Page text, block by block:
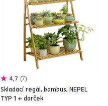
4,7 7
Skladací regál, bambus, NEPEL
TYP 1 + darček